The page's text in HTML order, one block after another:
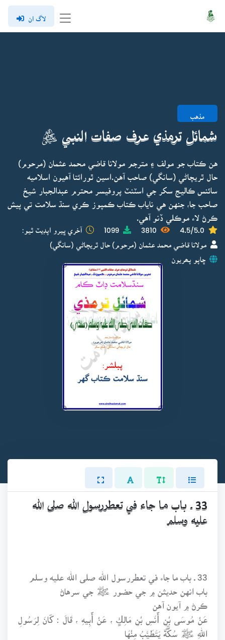
لاگ ان
مذهب
شمائل ترمذي عرف صفات النبي ﷺ
هن ڪتاب جو مولف ۽ مترجم مولانا قاضي محمد عثمان (مرحوم)
حال ٿريچاڻي (سانگي) صاحب آهن.اسين ٿورائتا آهيون اسلاميه
سائنس ڪاليج سکر جي اسٽنٽ پروفيسر محترم عبدالجبار شيخ
صاحب جا، جنهن هي ناياب ڪتاب ڪمپوز ڪري سنڌ سلامت تي پيش
ڪرڻ لاء موڪلي ڏنو آهي.
4.5/5.0
3810
1099 آخري ڀيرو اپڊيٽ ٿيو:
مولانا قاضي محمد عثمان (مرحوم) حال ٿريچاڻي (سانگي)
ڇاپو پھريون
33 ـ باب ما جاء في تعطررسول الله صلى الله
عليه وسلم
33 ـ باب ما جاء في تعطررسول الله صلى الله عليه وسلم
باب انهن حديثن ۾ جي حضور ﷺ جي سرهاڻ
ڪرڻ ۾ آيون آهن
عَنْ مُوسَى بْنِ أَنَسِ بْنِ مَالِكٍ ، عَنْ أَبِيهِ ، قَالَ : كَانَ لِرَسُولِ
اللهِ ﷺ سُكَّةٌ يَتَطَيَّبُ مِنْهَا